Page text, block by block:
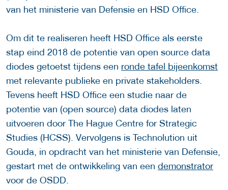
van het ministerie van Defensie en HSD Office.
Om dit te realiseren heeft HSD Office als eerste
stap eind 2018 de potentie van open source data
diodes getoetst tijdens een ronde tafel bijeenkomst
met relevante publieke en private stakeholders.
Tevens heeft HSD Office een studie naar de
potentie van (open source) data diodes laten
uitvoeren door The Hague Centre for Strategic
Studies (HCSS). Vervolgens is Technolution uit
Gouda, in opdracht van het ministerie van Defensie,
gestart met de ontwikkeling van een demonstrator
voor de OSDD.